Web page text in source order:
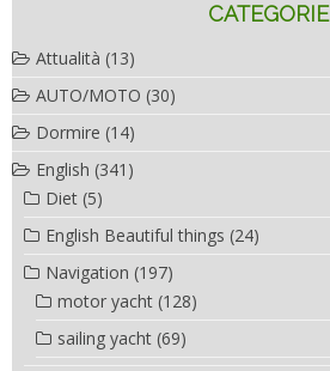
CATEGORIE
Attualità (13)
AUTO/MOTO (30)
Dormire (14)
English (341)
Diet (5)
English Beautiful things (24)
Navigation (197)
motor yacht (128)
sailing yacht (69)